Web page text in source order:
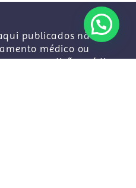
aqui publicados não
médico ou
uma condição médica